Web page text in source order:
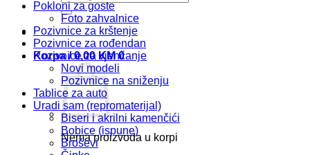
Korpa /0,00 KM 0
Nema proizvoda u korpi
Pokloni za goste
Foto zahvalnice
Pozivnice za krštenje
Pozivnice za rođendan
Pozivnice za vjenčanje
Novi modeli
Pozivnice na sniženju
Tablice za auto
Uradi sam (repromaterijal)
Biseri i akrilni kamenčići
Bobice (ispune)
Broševi